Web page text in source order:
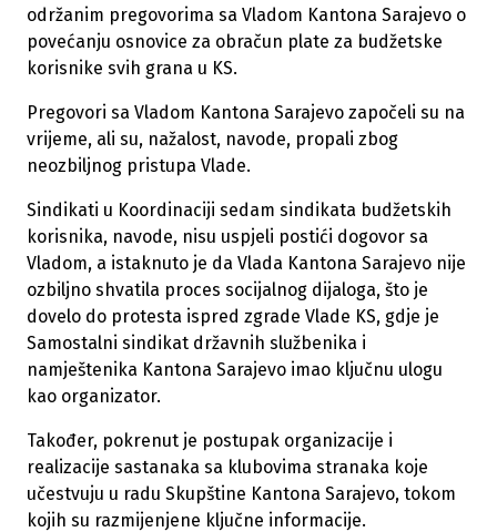
održanim pregovorima sa Vladom Kantona Sarajevo o
povećanju osnovice za obračun plate za budžetske
korisnike svih grana u KS.
Pregovori sa Vladom Kantona Sarajevo započeli su na
vrijeme, ali su, nažalost, navode, propali zbog
neozbiljnog pristupa Vlade.
Sindikati u Koordinaciji sedam sindikata budžetskih
korisnika, navode, nisu uspjeli postići dogovor sa
Vladom, a istaknuto je da Vlada Kantona Sarajevo nije
ozbiljno shvatila proces socijalnog dijaloga, što je
dovelo do protesta ispred zgrade Vlade KS, gdje je
Samostalni sindikat državnih službenika i
namještenika Kantona Sarajevo imao ključnu ulogu
kao organizator.
Također, pokrenut je postupak organizacije i
realizacije sastanaka sa klubovima stranaka koje
učestvuju u radu Skupštine Kantona Sarajevo, tokom
kojih su razmijenjene ključne informacije.